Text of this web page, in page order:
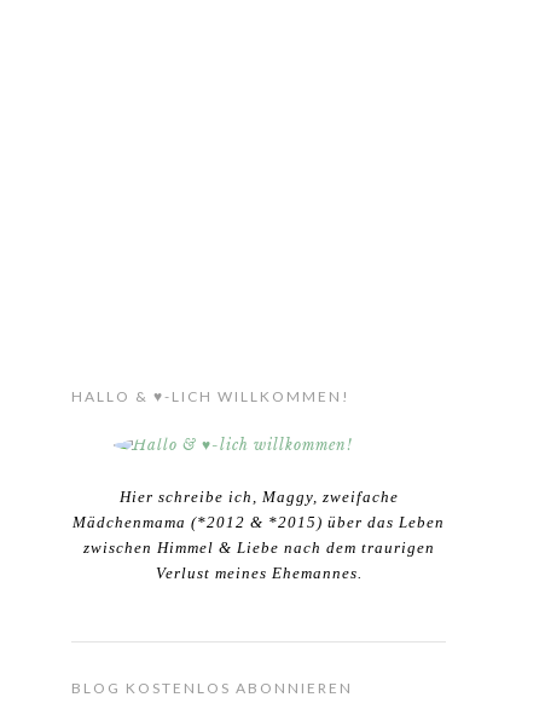
HALLO & ♥-LICH WILLKOMMEN!
Hier schreibe ich, Maggy, zweifache
Mädchenmama (*2012 & *2015) über das Leben
zwischen Himmel & Liebe nach dem traurigen
Verlust meines Ehemannes.
BLOG KOSTENLOS ABONNIEREN